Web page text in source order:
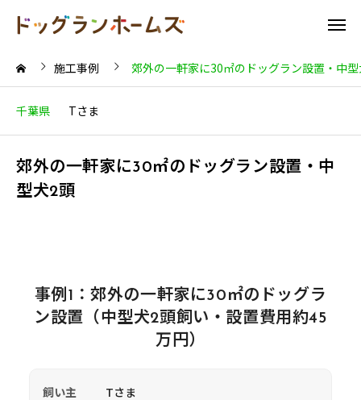
施工事例 郊外の一軒家に30㎡のドッグラン設置・中
千葉県 Tさま
郊外の一軒家に30㎡のドッグラン設置・中
型犬2頭
事例1：郊外の一軒家に30㎡のドッグラ
ン設置（中型犬2頭飼い・設置費用約45
万円）
飼い主
Tさま